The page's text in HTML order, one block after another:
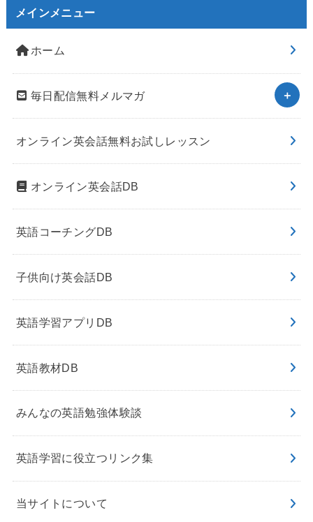
メインメニュー
ホーム
毎日配信無料メルマガ
オンライン英会話無料お試しレッスン
オンライン英会話DB
英語コーチングDB
子供向け英会話DB
英語学習アプリDB
英語教材DB
みんなの英語勉強体験談
英語学習に役立つリンク集
当サイトについて